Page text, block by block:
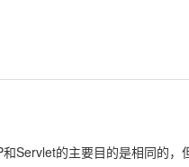
Servlet的主要目的是相同的，